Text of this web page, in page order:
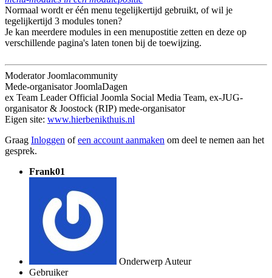
Normaal wordt er één menu tegelijkertijd gebruikt, of wil je
tegelijkertijd 3 modules tonen?
Je kan meerdere modules in een menupostitie zetten en deze op
verschillende pagina's laten tonen bij de toewijzing.
Moderator Joomlacommunity
Mede-organisator JoomlaDagen
ex Team Leader Official Joomla Social Media Team, ex-JUG-
organisator & Joostock (RIP) mede-organisator
Eigen site: www.hierbenikthuis.nl
Graag Inloggen ofeen account aanmaken om deel te nemen aan het
gesprek.
Frank01
Onderwerp Auteur
Gebruiker